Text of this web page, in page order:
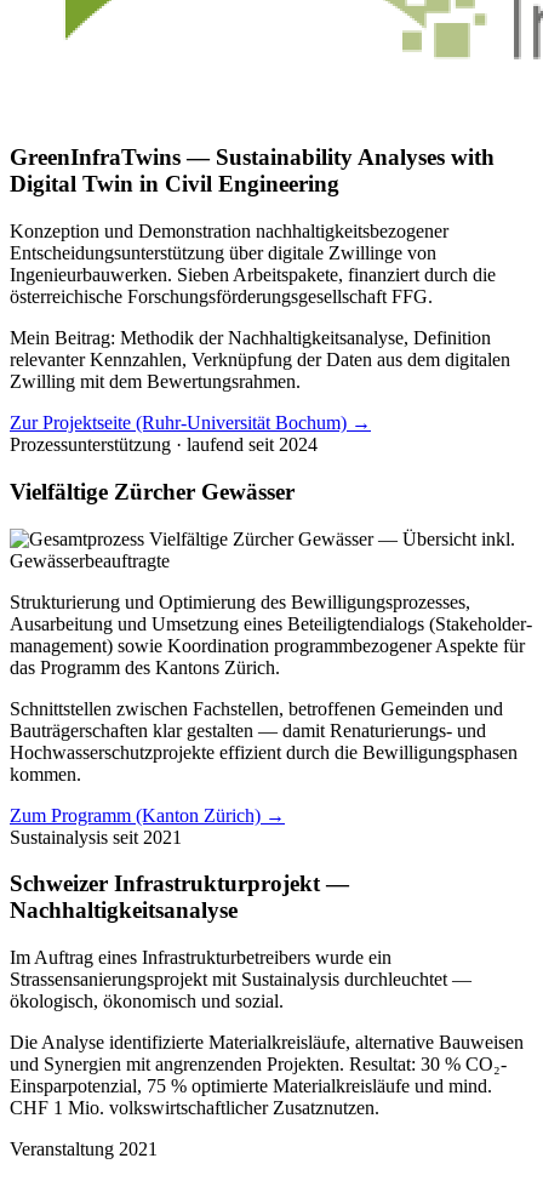
GreenInfraTwins — Sustainability Analyses with
Digital Twin in Civil Engineering
Konzeption und Demonstration nachhaltigkeitsbezogener
Entscheidungsunterstützung über digitale Zwillinge von
Ingenieurbauwerken. Sieben Arbeitspakete, finanziert durch die
österreichische Forschungsförderungsgesellschaft FFG.
Mein Beitrag: Methodik der Nachhaltigkeitsanalyse, Definition
relevanter Kennzahlen, Verknüpfung der Daten aus dem digitalen
Zwilling mit dem Bewertungsrahmen.
Zur Projektseite (Ruhr-Universität Bochum) →
Prozessunterstützung · laufend seit 2024
Vielfältige Zürcher Gewässer
Strukturierung und Optimierung des Bewilligungsprozesses,
Ausarbeitung und Umsetzung eines Beteiligtendialogs (Stakeholder­
management) sowie Koordination programmbezogener Aspekte für
das Programm des Kantons Zürich.
Schnittstellen zwischen Fachstellen, betroffenen Gemeinden und
Bauträgerschaften klar gestalten — damit Renaturierungs- und
Hochwasserschutzprojekte effizient durch die Bewilligungsphasen
kommen.
Zum Programm (Kanton Zürich) →
Sustainalysis seit 2021
Schweizer Infrastrukturprojekt —
Nachhaltigkeitsanalyse
Im Auftrag eines Infrastrukturbetreibers wurde ein
Strassensanierungsprojekt mit Sustainalysis durchleuchtet —
ökologisch, ökonomisch und sozial.
Die Analyse identifizierte Materialkreisläufe, alternative Bauweisen
und Synergien mit angrenzenden Projekten. Resultat: 30 % CO₂-
Einsparpotenzial, 75 % optimierte Materialkreisläufe und mind.
CHF 1 Mio. volkswirtschaftlicher Zusatznutzen.
Veranstaltung 2021